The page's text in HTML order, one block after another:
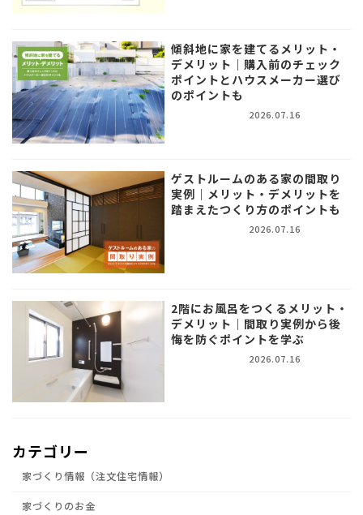
傾斜地に家を建てるメリット・
デメリット｜購入前のチェック
ポイントとハウスメーカー選び
のポイントも
2026.07.16
ゲストルームのある家の間取り
実例｜メリット・デメリットを
踏まえたつくり方のポイントも
2026.07.16
2階にお風呂をつくるメリット・
デメリット｜間取り実例から後
悔を防ぐポイントを学ぶ
2026.07.16
カテゴリー
家づくり情報（注文住宅情報）
家づくりのお金